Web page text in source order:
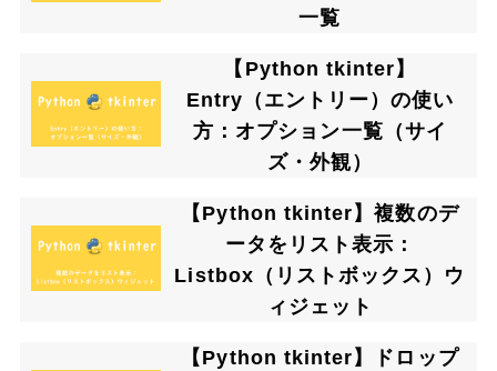
一覧
【Python tkinter】
Entry（エントリー）の使い
方：オプション一覧（サイ
ズ・外観）
【Python tkinter】複数のデ
ータをリスト表示：
Listbox（リストボックス）ウ
ィジェット
【Python tkinter】ドロップ